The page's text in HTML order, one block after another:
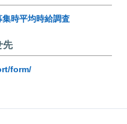
時平均時給調査
先
form/